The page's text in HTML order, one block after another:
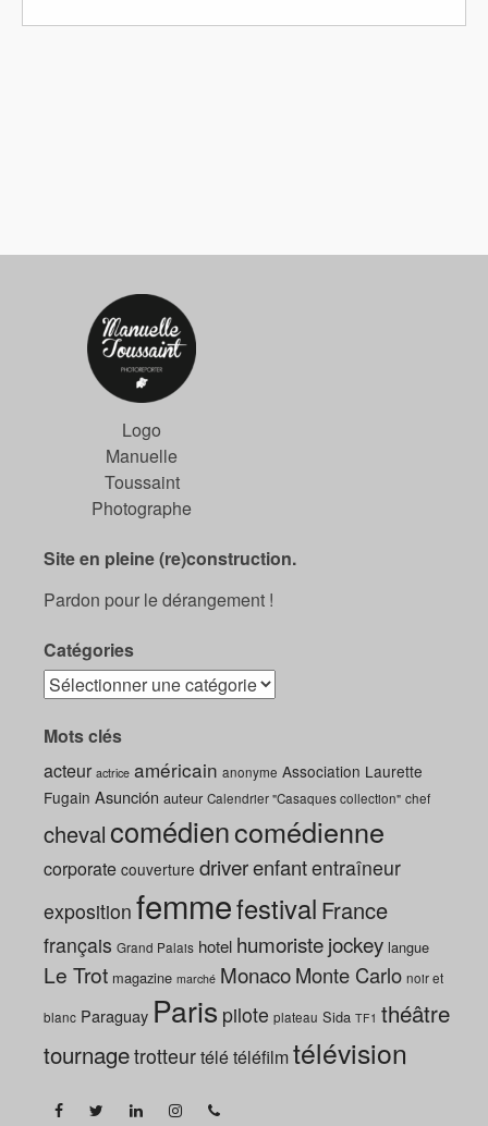
Logo
Manuelle
Toussaint
Photographe
Site en pleine (re)construction.
Pardon pour le dérangement !
Catégories
Mots clés
acteur actrice américain anonyme Association Laurette
Fugain Asunción auteur Calendrier "Casaques collection" chef
chevalcomédiencomédienne
corporate couverture driverenfantentraîneur
exposition femmefestival France
français Grand Palais hotel humoristejockey langue
Le Trot magazine marché MonacoMonte Carlo noir et
blanc Paraguay Paris pilote plateau Sida TF1 théâtre
tournagetrotteurtélétéléfilmtélévision